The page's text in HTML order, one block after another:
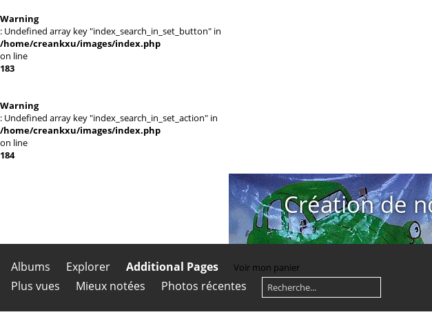
Warning
: Undefined array key "index_search_in_set_button" in
/home/creankxu/images/index.php
on line
183
Warning
: Undefined array key "index_search_in_set_action" in
/home/creankxu/images/index.php
on line
184
Création de
Albums Explorer Additional Pages Voir mon panier
Plus vues Mieux notées Photos récentes